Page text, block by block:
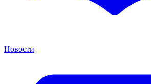
Новости